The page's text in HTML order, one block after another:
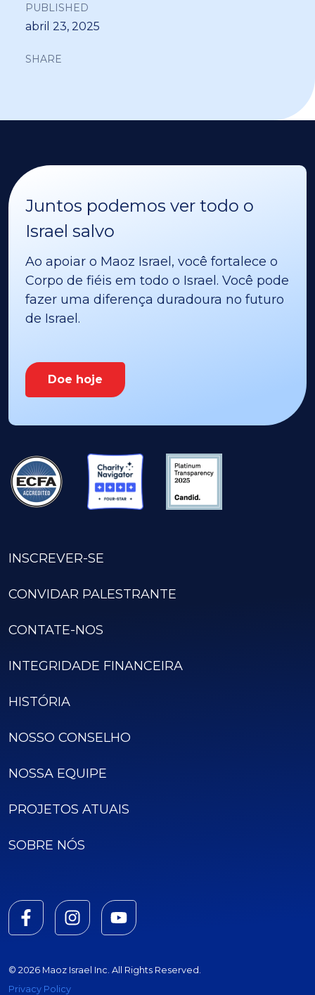
PUBLISHED
abril 23, 2025
SHARE
Juntos podemos ver todo o
Israel salvo
Ao apoiar o Maoz Israel, você fortalece o
Corpo de fiéis em todo o Israel. Você pode
fazer uma diferença duradoura no futuro
de Israel.
Doe hoje
INSCREVER-SE
CONVIDAR PALESTRANTE
CONTATE-NOS
INTEGRIDADE FINANCEIRA
HISTÓRIA
NOSSO CONSELHO
NOSSA EQUIPE
PROJETOS ATUAIS
SOBRE NÓS
© 2026 Maoz Israel Inc. All Rights Reserved.
Privacy Policy